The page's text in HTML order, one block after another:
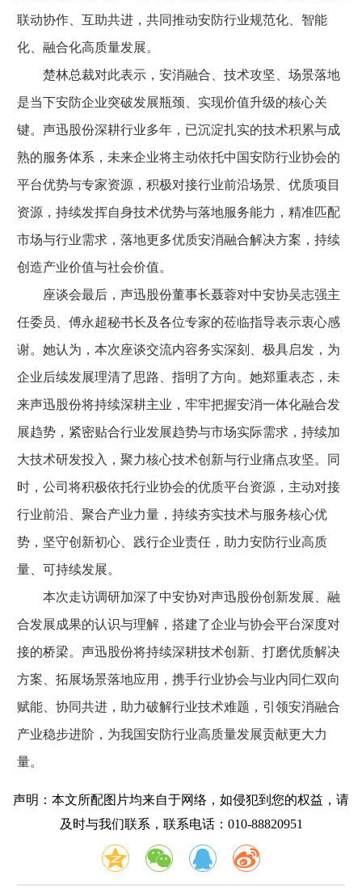
联动协作、互助共进，共同推动安防行业规范化、智能
化、融合化高质量发展。
楚林总裁对此表示，安消融合、技术攻坚、场景落地
是当下安防企业突破发展瓶颈、实现价值升级的核心关
键。声迅股份深耕行业多年，已沉淀扎实的技术积累与成
熟的服务体系，未来企业将主动依托中国安防行业协会的
平台优势与专家资源，积极对接行业前沿场景、优质项目
资源，持续发挥自身技术优势与落地服务能力，精准匹配
市场与行业需求，落地更多优质安消融合解决方案，持续
创造产业价值与社会价值。
座谈会最后，声迅股份董事长聂蓉对中安协吴志强主
任委员、傅永超秘书长及各位专家的莅临指导表示衷心感
谢。她认为，本次座谈交流内容务实深刻、极具启发，为
企业后续发展理清了思路、指明了方向。她郑重表态，未
来声迅股份将持续深耕主业，牢牢把握安消一体化融合发
展趋势，紧密贴合行业发展趋势与市场实际需求，持续加
大技术研发投入，聚力核心技术创新与行业痛点攻坚。同
时，公司将积极依托行业协会的优质平台资源，主动对接
行业前沿、聚合产业力量，持续夯实技术与服务核心优
势，坚守创新初心、践行企业责任，助力安防行业高质
量、可持续发展。
本次走访调研加深了中安协对声迅股份创新发展、融
合发展成果的认识与理解，搭建了企业与协会平台深度对
接的桥梁。声迅股份将持续深耕技术创新、打磨优质解决
方案、拓展场景落地应用，携手行业协会与业内同仁双向
赋能、协同共进，助力破解行业技术难题，引领安消融合
产业稳步进阶，为我国安防行业高质量发展贡献更大力
量。
声明：本文所配图片均来自于网络，如侵犯到您的权益，请
及时与我们联系，联系电话：010-88820951